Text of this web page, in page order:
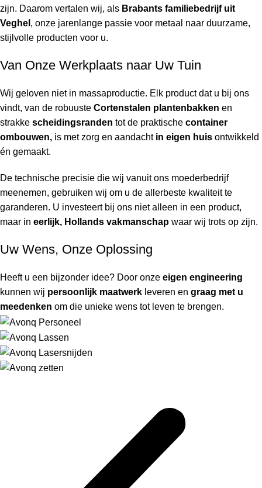
zijn. Daarom vertalen wij, als Brabants familiebedrijf uit
Veghel , onze jarenlange passie voor metaal naar duurzame,
stijlvolle producten voor u.
Van Onze Werkplaats naar Uw Tuin
Wij geloven niet in massaproductie. Elk product dat u bij ons
vindt, van de robuuste Cortenstalen plantenbakken en
strakke scheidingsranden tot de praktische container
ombouwen, is met zorg en aandacht in eigen huis ontwikkeld
én gemaakt.
De technische precisie die wij vanuit ons moederbedrijf
meenemen, gebruiken wij om u de allerbeste kwaliteit te
garanderen. U investeert bij ons niet alleen in een product,
maar in eerlijk, Hollands vakmanschap waar wij trots op zijn.
Uw Wens, Onze Oplossing
Heeft u een bijzonder idee? Door onze eigen engineering
kunnen wij persoonlijk maatwerk leveren en graag met u
meedenken om die unieke wens tot leven te brengen.